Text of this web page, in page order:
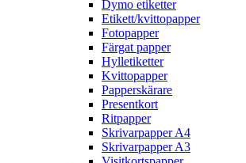
Dymo etiketter
Etikett/kvittopapper
Fotopapper
Färgat papper
Hylletiketter
Kvittopapper
Papperskärare
Presentkort
Ritpapper
Skrivarpapper A4
Skrivarpapper A3